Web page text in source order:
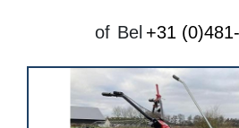
of Bel +31